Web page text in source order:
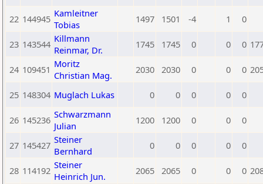
22 144945 Kamleitner
Tobias
1497 1501 -4 1 0
23 143544 Killmann
Reinmar, Dr.
1745 1745 0 0 0
24 109451 Moritz
Christian Mag.
2030 2030 0 0 0
25 148304 Muglach Lukas 0 0 0 0 0
26 145236 Schwarzmann
Julian
1200 1200 0 0 0
27 145427 Steiner
Bernhard
0 0 0 0 0
28 114192 Steiner
Heinrich Jun.
2065 2065 0 0 0